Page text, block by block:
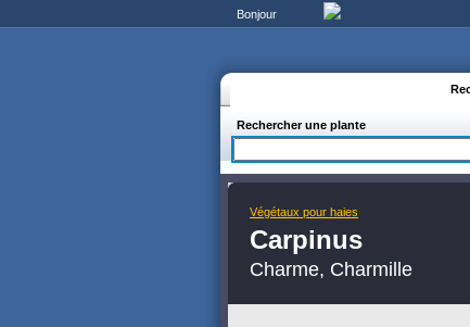
Bonjour
Rechercher une plante
Végétaux pour haies
Carpinus
Charme, Charmille